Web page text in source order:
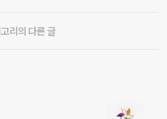
리의 다른 글